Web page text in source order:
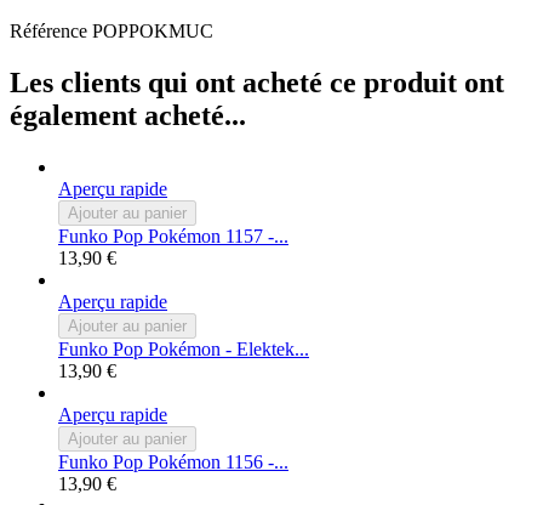
Référence POPPOKMUC
Les clients qui ont acheté ce produit ont
également acheté...
Aperçu rapide
Ajouter au panier
Funko Pop Pokémon 1157 -...
13,90 €
Aperçu rapide
Ajouter au panier
Funko Pop Pokémon - Elektek...
13,90 €
Aperçu rapide
Ajouter au panier
Funko Pop Pokémon 1156 -...
13,90 €